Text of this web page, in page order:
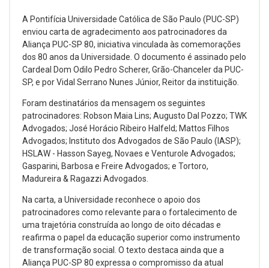
A Pontifícia Universidade Católica de São Paulo (PUC-SP)
enviou carta de agradecimento aos patrocinadores da
Aliança PUC-SP 80, iniciativa vinculada às comemorações
dos 80 anos da Universidade. O documento é assinado pelo
Cardeal Dom Odilo Pedro Scherer, Grão-Chanceler da PUC-
SP, e por Vidal Serrano Nunes Júnior, Reitor da instituição.
Foram destinatários da mensagem os seguintes
patrocinadores: Robson Maia Lins; Augusto Dal Pozzo; TWK
Advogados; José Horácio Ribeiro Halfeld; Mattos Filhos
Advogados; Instituto dos Advogados de São Paulo (IASP);
HSLAW - Hasson Sayeg, Novaes e Venturole Advogados;
Gasparini, Barbosa e Freire Advogados; e Tortoro,
Madureira & Ragazzi Advogados.
Na carta, a Universidade reconhece o apoio dos
patrocinadores como relevante para o fortalecimento de
uma trajetória construída ao longo de oito décadas e
reafirma o papel da educação superior como instrumento
de transformação social. O texto destaca ainda que a
Aliança PUC-SP 80 expressa o compromisso da atual